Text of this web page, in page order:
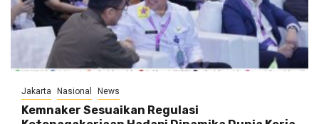
Jakarta Nasional News
Kemnaker Sesuaikan Regulasi